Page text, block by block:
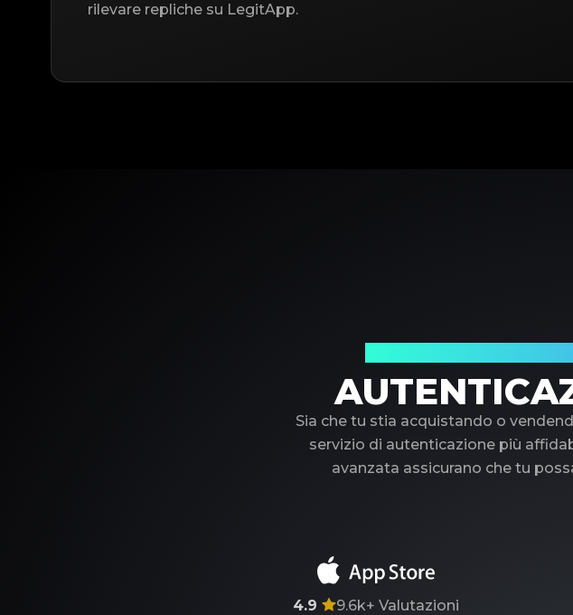
rilevare repliche su LegitApp.
Sia che tu stia acquistando o
servizio di autenticazione più
avanzata assicurano che tu
4.9 9.6k+ Valutazioni